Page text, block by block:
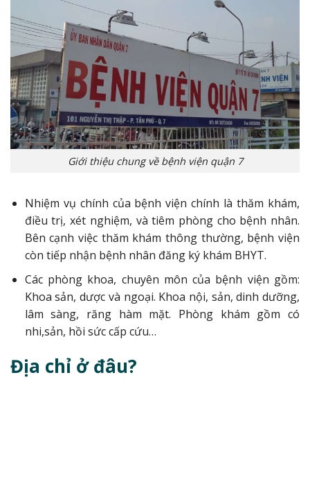
Giới thiệu chung về bệnh viện quận 7
Nhiệm vụ chính của bệnh viện chính là thăm khám,
điều trị, xét nghiệm, và tiêm phòng cho bệnh nhân.
Bên cạnh việc thăm khám thông thường, bệnh viện
còn tiếp nhận bệnh nhân đăng ký khám BHYT.
Các phòng khoa, chuyên môn của bệnh viện gồm:
Khoa sản, dược và ngoại. Khoa nội, sản, dinh dưỡng,
lâm sàng, răng hàm mặt. Phòng khám gồm có
nhi,sản, hồi sức cấp cứu…
Địa chỉ ở đâu?